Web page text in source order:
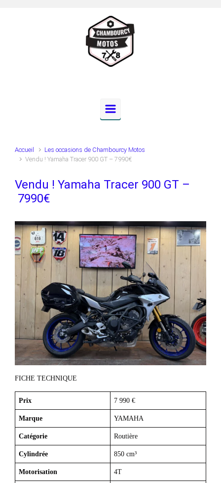
Accueil
Les occasions de Chambourcy Motos
Vendu ! Yamaha Tracer 900 GT – 7990€
Vendu ! Yamaha Tracer 900 GT –
7990€
FICHE TECHNIQUE
Prix 7 990 €
Marque YAMAHA
Catégorie Routière
Cylindrée 850 cm³
Motorisation 4T